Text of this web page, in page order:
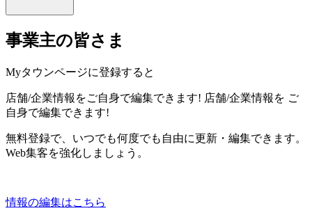
事業主の皆さま
Myタウンページに登録すると
店舗/企業情報をご自身で編集できます! 店舗/企業情報を ご
自身で編集できます!
無料登録で、いつでも何度でも自由に更新・編集できます。
Web集客を強化しましょう。
情報の編集はこちら